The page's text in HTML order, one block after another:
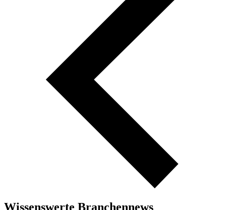
Wissenswerte Branchennews